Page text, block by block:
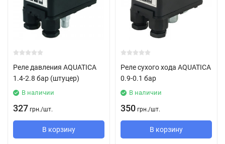
Реле давления AQUATICA
1.4-2.8 бар (штуцер)
В наличии
327 грн./шт.
В корзину
Реле сухого хода AQUATICA
0.9-0.1 бар
В наличии
350 грн./шт.
В корзину